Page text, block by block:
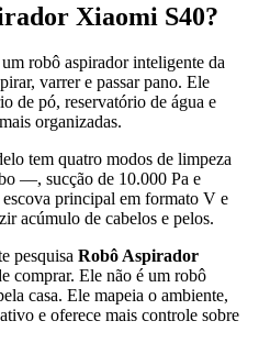
Xiaomi S40?
robô aspirador inteligente da
varrer e passar pano. Ele
de pó, reservatório de água e
organizadas.
tem quatro modos de limpeza
—, sucção de 10.000 Pa e
principal em formato V e
acúmulo de cabelos e pelos.
pesquisa Robô Aspirador
comprar. Ele não é um robô
casa. Ele mapeia o ambiente,
e oferece mais controle sobre